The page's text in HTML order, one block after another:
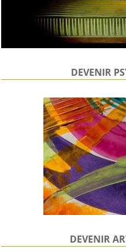
DEVENIR
DEVENIR